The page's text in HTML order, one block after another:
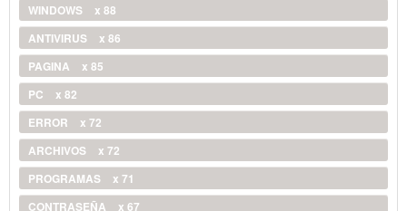
WINDOWS
x 88
ANTIVIRUS
x 86
PAGINA
x 85
PC
x 82
ERROR
x 72
ARCHIVOS
x 72
PROGRAMAS
x 71
CONTRASEÑA
x 67